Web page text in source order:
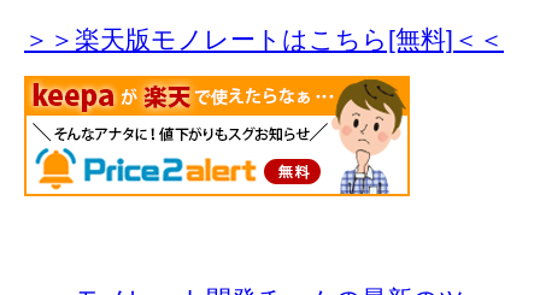
＞＞楽天版モノレートはこちら[無料]＜＜